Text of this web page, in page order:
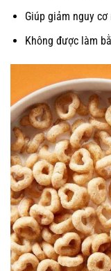
Giúp giảm nguy
Không được làm